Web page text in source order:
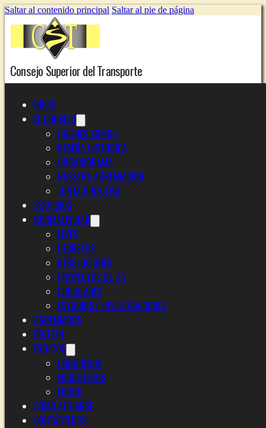
Saltar al contenido principal Saltar al pie de página
Consejo Superior del Transporte
INICIO
EL CONSEJO
QUIÉNES SOMOS
RESEÑA HISTÓRICA
ORGANIGRAMA
NUESTRA AGREMIACIÓN
JUNTA DIRECTIVA
SERVICIOS
NORMATIVIDAD
LEYES
DECRETOS
RESOLUCIONES
PROYECTOS DE LEY
CIRCULARES
ESTUDIOS E INVESTIGACIONES
AGREMIADOS
BOLETÍN
EVENTOS
CONGRESOS
ENCUENTROS
FOROS
CÓMO AFILIARSE
CONTÁCTENOS